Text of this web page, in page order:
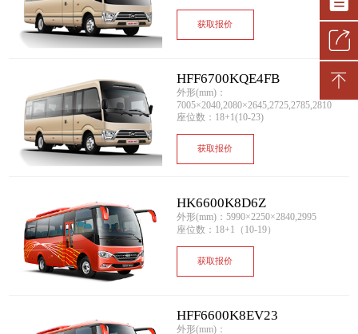
获取报价
HFF6700KQE4FB
外形(mm)：
7005×2040,2080×2645,2725,2785,2810
座位数：18+1(10-23)
获取报价
HK6600K8D6Z
外形(mm)：5990×2250×2840,2995
座位数：18+1（10-19）
获取报价
HFF6600K8EV23
外形(mm)：